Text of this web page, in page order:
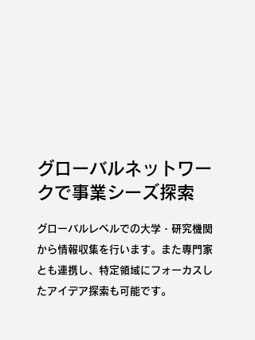
グローバルネットワー
クで事業シーズ探索
グローバルレベルでの大学・研究機関
から情報収集を行います。また専門家
とも連携し、特定領域にフォーカスし
たアイデア探索も可能です。